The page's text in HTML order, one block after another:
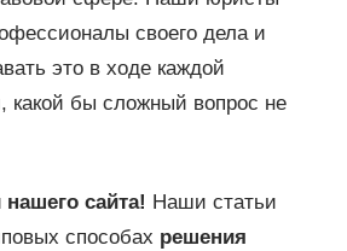
своего дела и
это в ходе каждой
какой бы сложный вопрос не
сайта! Наши статьи
способах решения